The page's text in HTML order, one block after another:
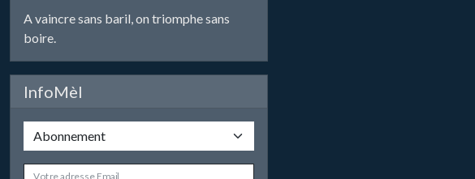
A vaincre sans baril, on triomphe sans
boire.
InfoMèl
Votre adresse Email